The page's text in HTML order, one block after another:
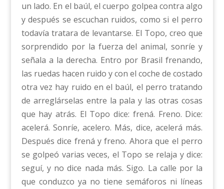
un lado. En el baúl, el cuerpo golpea contra algo
y después se escuchan ruidos, como si el perro
todavía tratara de levantarse. El Topo, creo que
sorprendido por la fuerza del animal, sonríe y
señala a la derecha. Entro por Brasil frenando,
las ruedas hacen ruido y con el coche de costado
otra vez hay ruido en el baúl, el perro tratando
de arreglárselas entre la pala y las otras cosas
que hay atrás. El Topo dice: frená. Freno. Dice:
acelerá. Sonríe, acelero. Más, dice, acelerá más.
Después dice frená y freno. Ahora que el perro
se golpeó varias veces, el Topo se relaja y dice:
seguí, y no dice nada más. Sigo. La calle por la
que conduzco ya no tiene semáforos ni líneas